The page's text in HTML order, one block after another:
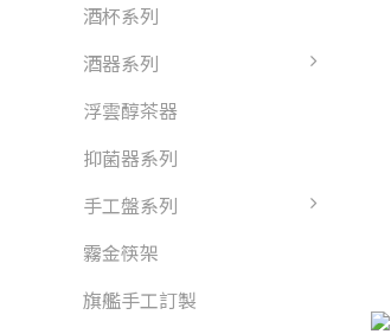
酒杯系列
酒器系列
浮雲醇茶器
抑菌器系列
手工盤系列
霧金筷架
旗艦手工訂製